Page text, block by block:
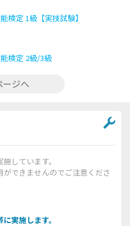
検定 1級【実技試験】
検定 2級/3級
ージへ
しています。
できませんのでご注意くださ
実施します。